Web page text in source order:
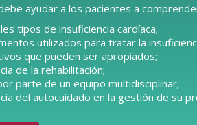
ayudar a los pacientes a
tipos de insuficiencia cardíaca;
utilizados para tratar la
que pueden ser apropiados;
de la rehabilitación;
parte de un equipo multidisciplinar;
del autocuidado en la gestión de su